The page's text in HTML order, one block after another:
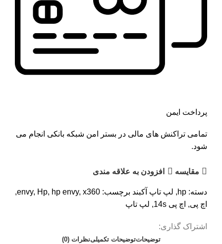
پرداخت ایمن
تمامی تراکنش های مالی در بستر امن شبکه بانکی انجام می
شود.
مقايسه افزودن به علاقه مندی
دسته: hp
, لپ تاپ آکبند برچسب: envy, Hp, hp envy, x360
,
اچ پی, اچ پی 14s , لپ تاپ
اشتراک گذاری:
توضیحاتتوضیحات تکمیلینظرات (0)